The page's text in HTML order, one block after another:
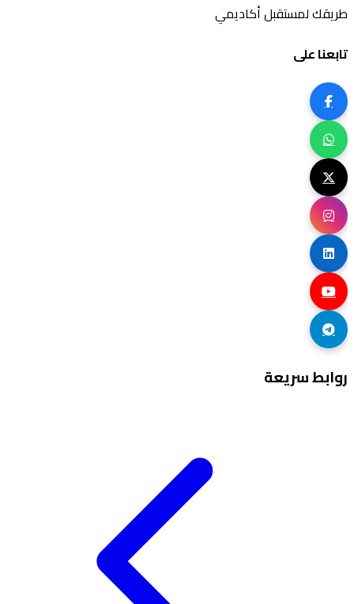
طريقك لمستقبل أكاديمي
تابعنا على
روابط سريعة